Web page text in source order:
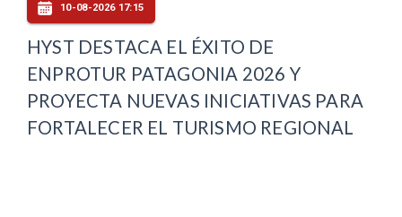
10-08-2026 17:15
HYST DESTACA EL ÉXITO DE
ENPROTUR PATAGONIA 2026 Y
PROYECTA NUEVAS INICIATIVAS PARA
FORTALECER EL TURISMO REGIONAL